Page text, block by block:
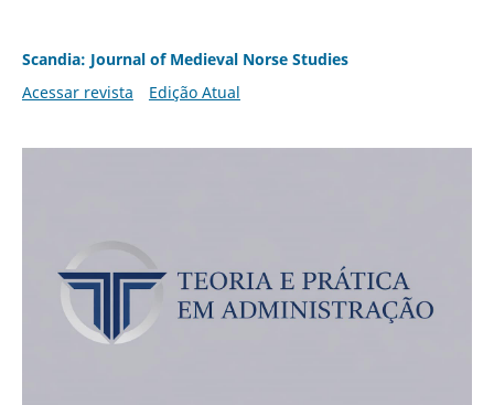
Scandia: Journal of Medieval Norse Studies
Acessar revista
Edição Atual